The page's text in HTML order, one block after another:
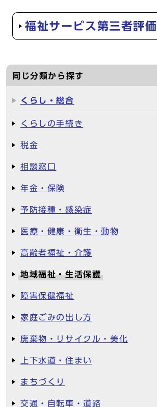
福祉サービス第三者評価
同じ分類から探す
くらし・総合
くらしの手続き
税金
相談窓口
年金・保険
予防接種・感染症
医療・健康・衛生・動物
高齢者福祉・介護
地域福祉・生活保護
障害保健福祉
家庭ごみの出し方
廃棄物・リサイクル・美化
上下水道・住まい
まちづくり
交通・自転車・道路